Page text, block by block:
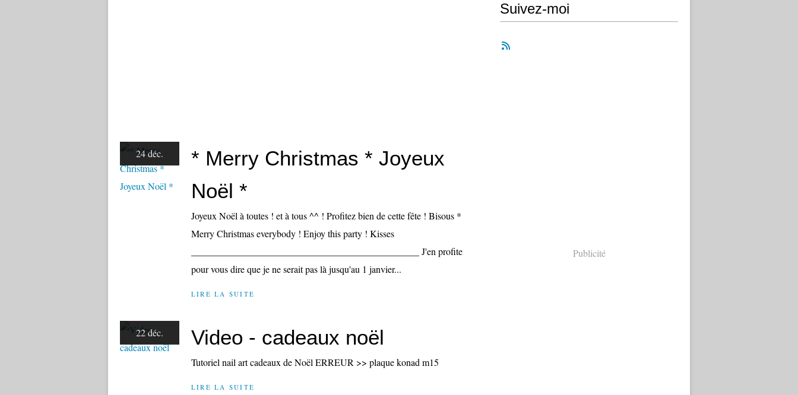
24 déc.
* Merry Christmas * Joyeux
Noël *
Joyeux Noël à toutes ! et à tous ^^ ! Profitez bien de cette fête ! Bisous *
Merry Christmas everybody ! Enjoy this party ! Kisses
________________________________________________ J'en profite
pour vous dire que je ne serait pas là jusqu'au 1 janvier...
LIRE LA SUITE
22 déc. Video - cadeaux noël
Tutoriel nail art cadeaux de Noël ERREUR >> plaque konad m15
LIRE LA SUITE
Suivez-moi
Publicité